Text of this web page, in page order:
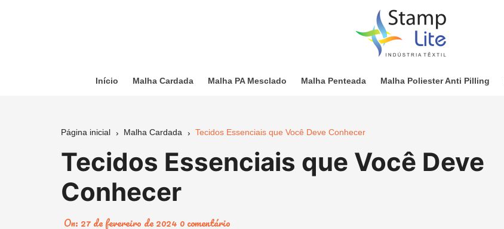
Início Malha Cardada Malha PA Mesclado Malha Penteada Malha Poliester Anti Pilling
Página inicial Malha Cardada Tecidos Essenciais que Você Deve Conhecer
Tecidos Essenciais que Você Deve
Conhecer
On: 27 de fevereiro de 2024 0 comentário